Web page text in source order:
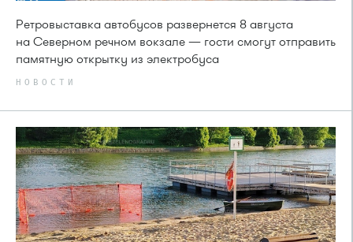
Ретровыставка автобусов развернется 8 августа
на Северном речном вокзале — гости смогут отправить
памятную открытку из электробуса
НОВОСТИ